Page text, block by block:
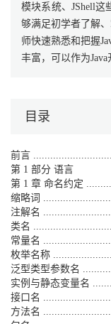
模块系统、JShell这
够满足初学者了解
师快速熟悉和把握
丰富，可以作为
目录
前言
第 1 部分 语言
第 1 章 命名约定
缩略词
注解名
类名
常量名
枚举名称
泛型类型参数名
实例与静态变量名
接口名
方法名